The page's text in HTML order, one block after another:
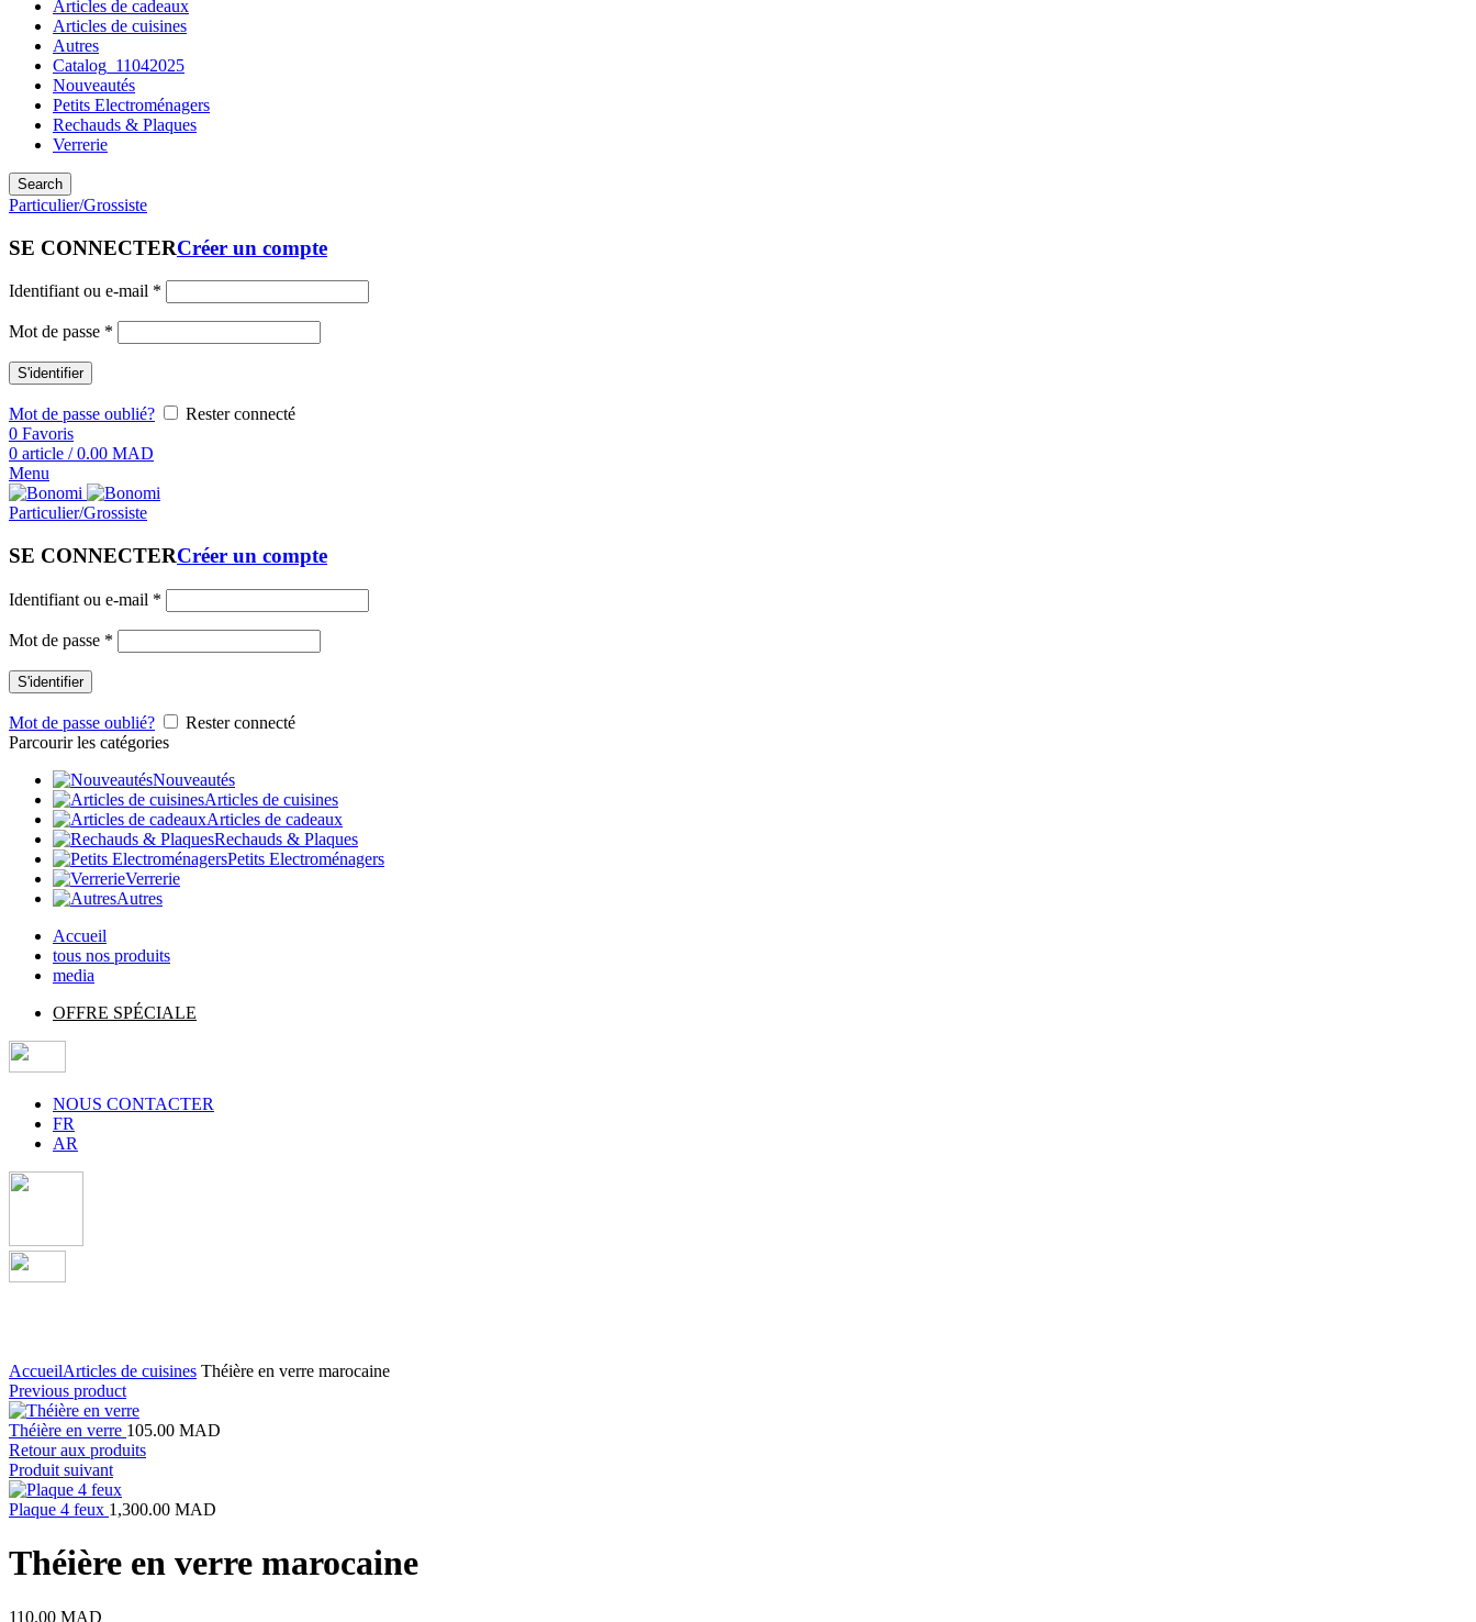
Articles de cadeaux
Articles de cuisines
Autres
Catalog_11042025
Nouveautés
Petits Electroménagers
Rechauds & Plaques
Verrerie
Search
Particulier/Grossiste
SE CONNECTERCréer un compte
Identifiant ou e-mail *
Mot de passe *
S'identifier
Mot de passe oublié?
Rester connecté
0 Favoris
0 article / 0.00 MAD
Menu
Particulier/Grossiste
SE CONNECTERCréer un compte
Identifiant ou e-mail *
Mot de passe *
S'identifier
Mot de passe oublié?
Rester connecté
Parcourir les catégories
Nouveautés
Articles de cuisines
Articles de cadeaux
Rechauds & Plaques
Petits Electroménagers
Verrerie
Autres
Accueil
tous nos produits
media
OFFRE SPÉCIALE
NOUS CONTACTER
FR
AR
AccueilArticles de cuisines Théière en verre marocaine
Previous product
Théière en verre 105.00 MAD
Retour aux produits
Produit suivant
Plaque 4 feux 1,300.00 MAD
Théière en verre marocaine
110.00 MAD